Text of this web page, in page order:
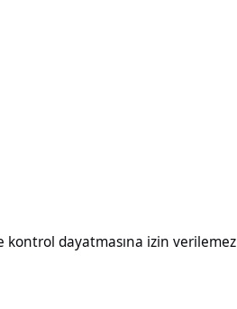
kontrol dayatmasına izin verilemez